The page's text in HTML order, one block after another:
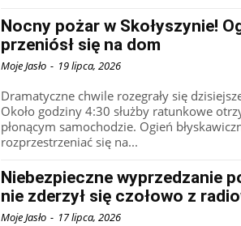
Nocny pożar w Skołyszynie!
przeniósł się na dom
Moje Jasło - 19 lipca, 2026
Dramatyczne chwile rozegrały się
Około godziny 4:30 służby ratunkowe
płonącym samochodzie. Ogień
rozprzestrzeniać się na...
Niebezpieczne wyprzedzanie
nie zderzył się czołowo z
Moje Jasło - 17 lipca, 2026